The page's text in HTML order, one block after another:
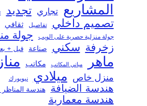
المشاريع تجاري تجديد
تصميم داخلي تفاصيل ثقافي
جولة منزلية حصرية على الويب
جولة
زخرفة سكني صناعة قبل +
ماهر مباني المكاتب مكاتب
منزل خاص ميلادي نيويورك
هندسة الضيافة هندسة المناظر
هندسة معمارية